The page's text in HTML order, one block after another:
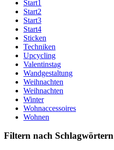
Start1
Start2
Start3
Start4
Sticken
Techniken
Upcycling
Valentinstag
Wandgestaltung
Weihnachten
Weihnachten
Winter
Wohnaccessoires
Wohnen
Filtern nach Schlagwörtern